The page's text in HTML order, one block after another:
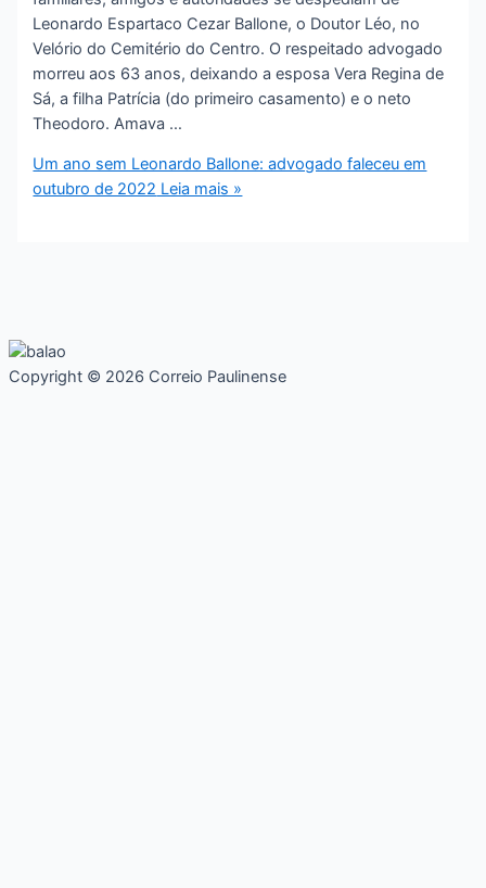
Leonardo Espartaco Cezar Ballone, o Doutor Léo, no
Velório do Cemitério do Centro. O respeitado advogado
morreu aos 63 anos, deixando a esposa Vera Regina de
Sá, a filha Patrícia (do primeiro casamento) e o neto
Theodoro. Amava …
Um ano sem Leonardo Ballone: advogado faleceu em
outubro de 2022 Leia mais »
Copyright © 2026 Correio Paulinense